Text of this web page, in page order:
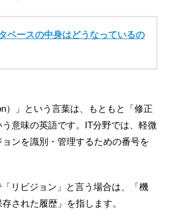
ベースの中身はどうなっているの
）」という言葉は、もともと「修正
意味の英語です。IT分野では、軽微
ンを識別・管理するための番号を
リビジョン」と言う場合は、「機
された履歴」を指します。